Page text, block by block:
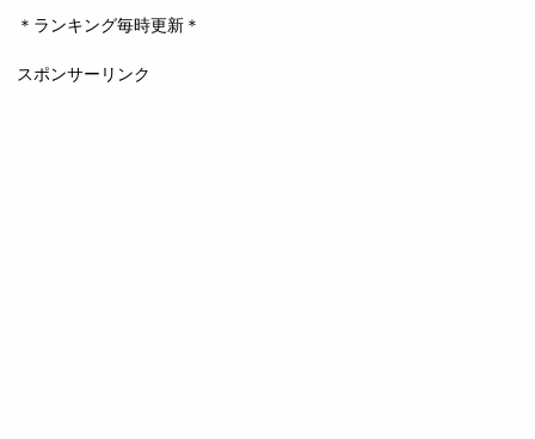
＊ランキング毎時更新＊
スポンサーリンク